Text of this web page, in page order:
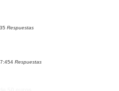
5 Respuestas
4 Respuestas